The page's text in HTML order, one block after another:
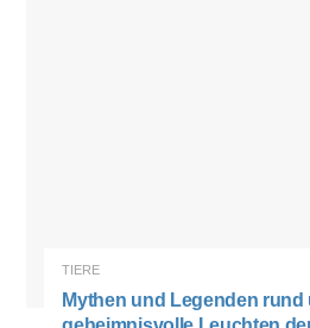
TIERE
Mythen und Legenden rund